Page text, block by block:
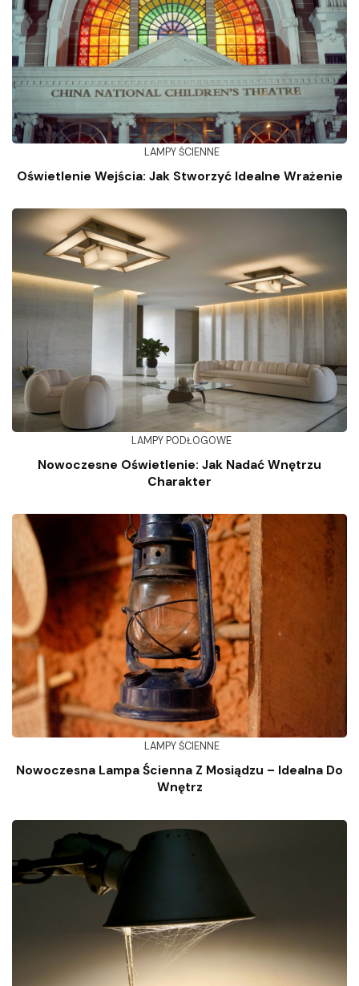
LAMPY ŚCIENNE
Oświetlenie Wejścia: Jak Stworzyć Idealne Wrażenie
LAMPY PODŁOGOWE
Nowoczesne Oświetlenie: Jak Nadać Wnętrzu
Charakter
LAMPY ŚCIENNE
Nowoczesna Lampa Ścienna Z Mosiądzu – Idealna Do
Wnętrz